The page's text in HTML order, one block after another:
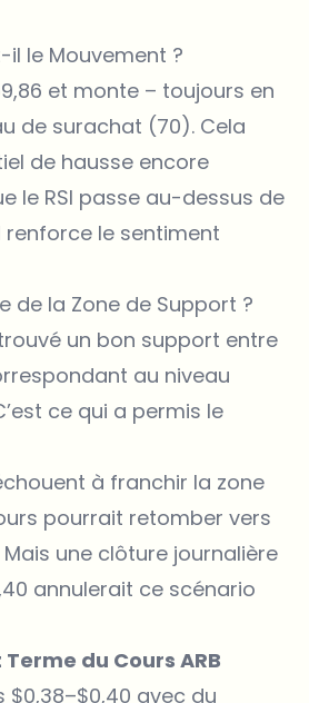
il le Mouvement ?
et monte – toujours en
de surachat (70). Cela
de hausse encore
le RSI passe au-dessus de
renforce le sentiment
de la Zone de Support ?
un bon support entre
au niveau
ce qui a permis le
à franchir la zone
pourrait retomber vers
Mais une clôture journalière
annulerait ce scénario
du Cours ARB
$0,38–$0,40 avec du